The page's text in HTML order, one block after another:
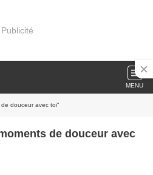
Publicité
MENU
douceur avec toi"
de douceur avec